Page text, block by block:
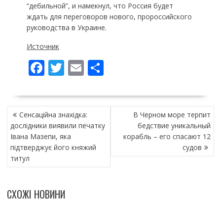
“дебильной”, и намекнул, что Россия будет
ждать для переговоров нового, пророссийского
руководства в Украине.
Источник
F
e
b
o
o
k
T
itt
er
E
ai
l
П
ді
и
и
НАВІГАЦІЯ
ЗАПИСІВ
Сенсаційна знахідка:
дослідники виявили печатку
Івана Мазепи, яка
підтверджує його княжий
титул
В Черном море терпит
бедствие уникальный
корабль – его спасают 12
судов
СХОЖІ НОВИНИ